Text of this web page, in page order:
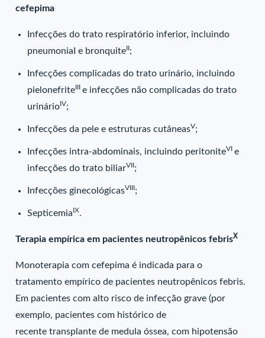
cefepima
Infecções do trato respiratório inferior, incluindo
pneumoniaI e bronquiteII;
Infecções complicadas do trato urinário, incluindo
pielonefriteIII e infecções não complicadas do trato
urinárioIV;
Infecções da pele e estruturas cutâneasV;
Infecções intra-abdominais, incluindo peritoniteVI e
infecções do trato biliarVII;
Infecções ginecológicasVIII;
SepticemiaIX.
Terapia empírica em pacientes neutropênicos febrisX
Monoterapia com cefepima é indicada para o
tratamento empírico de pacientes neutropênicos febris.
Em pacientes com alto risco de infecção grave (por
exemplo, pacientes com histórico de
recente transplante de medula óssea, com hipotensão